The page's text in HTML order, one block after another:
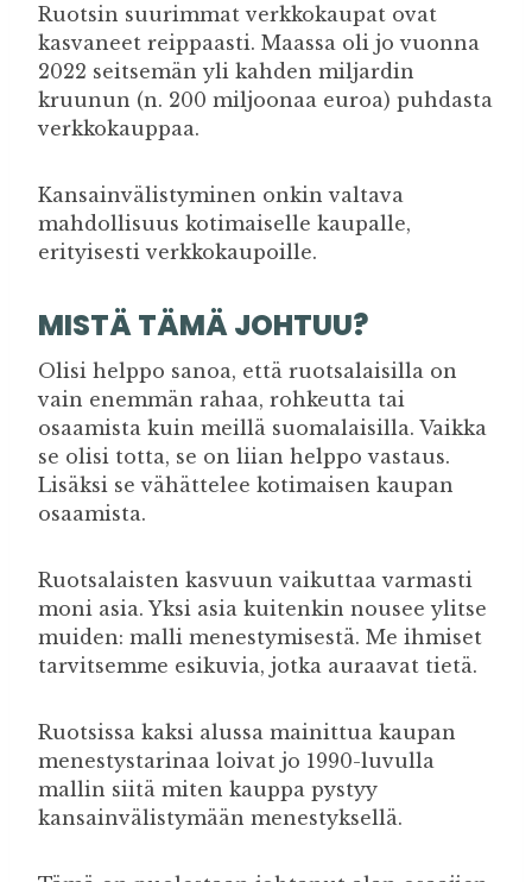
Ruotsin suurimmat verkkokaupat ovat
kasvaneet reippaasti. Maassa oli jo vuonna
2022 seitsemän yli kahden miljardin
kruunun (n. 200 miljoonaa euroa) puhdasta
verkkokauppaa.
Kansainvälistyminen onkin valtava
mahdollisuus kotimaiselle kaupalle,
erityisesti verkkokaupoille.
MISTÄ TÄMÄ JOHTUU?
Olisi helppo sanoa, että ruotsalaisilla on
vain enemmän rahaa, rohkeutta tai
osaamista kuin meillä suomalaisilla. Vaikka
se olisi totta, se on liian helppo vastaus.
Lisäksi se vähättelee kotimaisen kaupan
osaamista.
Ruotsalaisten kasvuun vaikuttaa varmasti
moni asia. Yksi asia kuitenkin nousee ylitse
muiden: malli menestymisestä. Me ihmiset
tarvitsemme esikuvia, jotka auraavat tietä.
Ruotsissa kaksi alussa mainittua kaupan
menestystarinaa loivat jo 1990-luvulla
mallin siitä miten kauppa pystyy
kansainvälistymään menestyksellä.